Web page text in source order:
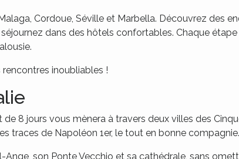
Cordoue, Séville et Marbella. Découvrez des
dans des hôtels confortables. Chaque
inoubliables !
de 8 jours vous mènera à travers deux villes des
traces de Napoléon 1er, le tout en bonne compagnie.
son Ponte Vecchio et sa cathédrale, sans